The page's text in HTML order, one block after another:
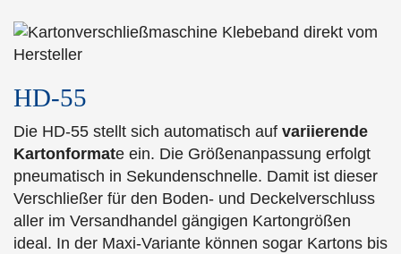
HD-55
Die HD-55 stellt sich automatisch auf variierende
Kartonformate ein. Die Größenanpassung erfolgt
pneumatisch in Sekundenschnelle. Damit ist dieser
Verschließer für den Boden- und Deckelverschluss
aller im Versandhandel gängigen Kartongrößen
ideal. In der Maxi-Variante können sogar Kartons bis